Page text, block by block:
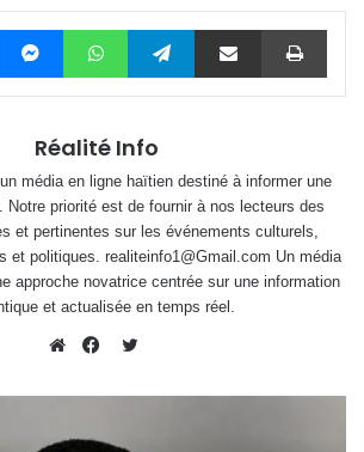
MessengerWhatsAppTelegram Partager par email
Réalité Info
média en ligne haïtien destiné à informer une
Notre priorité est de fournir à nos lecteurs des
et pertinentes sur les événements culturels,
et politiques. realiteinfo1@Gmail.com Un média
approche novatrice centrée sur une information
et actualisée en temps réel.